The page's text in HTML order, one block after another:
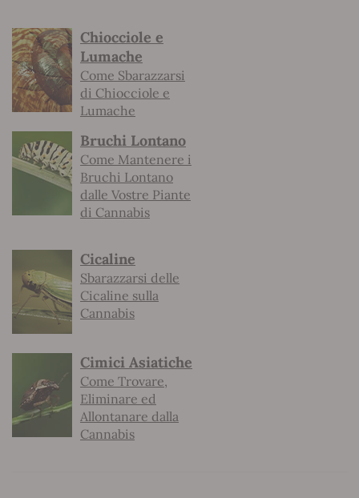
Chiocciole e
Lumache
Come Sbarazzarsi
di Chiocciole e
Lumache
Bruchi Lontano
Come Mantenere i
Bruchi Lontano
dalle Vostre Piante
di Cannabis
Cicaline
Sbarazzarsi delle
Cicaline sulla
Cannabis
Cimici Asiatiche
Come Trovare,
Eliminare ed
Allontanare dalla
Cannabis